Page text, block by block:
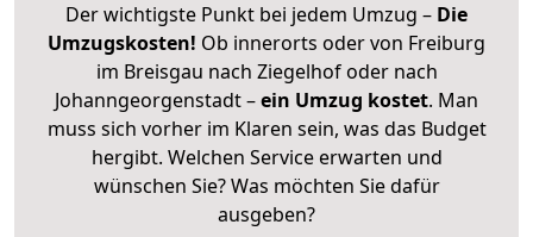
Der wichtigste Punkt bei jedem Umzug – Die
Umzugskosten! Ob innerorts oder von Freiburg
im Breisgau nach Ziegelhof oder nach
Johanngeorgenstadt –ein Umzug kostet. Man
muss sich vorher im Klaren sein, was das Budget
hergibt. Welchen Service erwarten und
wünschen Sie? Was möchten Sie dafür
ausgeben?